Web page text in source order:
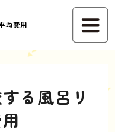
均費用
る風呂リ